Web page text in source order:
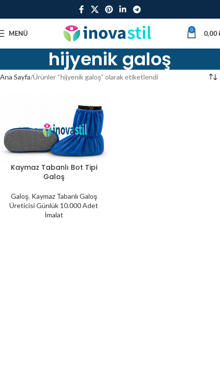
MENÜ 0 0,00
hijyenik galoş
Ana Sayfa Ürünler “hijyenik galoş” olarak etiketlendi
Kaymaz Tabanlı Bot Tipi
Galoş
Galoş, Kaymaz Tabanlı Galoş
Üreticisi Günlük 10.000 Adet
İmalat